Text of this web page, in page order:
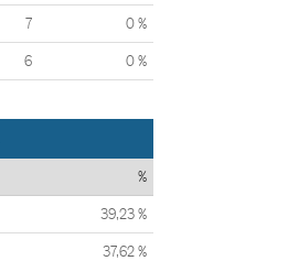
7 0 %
6 0 %
%
39,23 %
37,62 %